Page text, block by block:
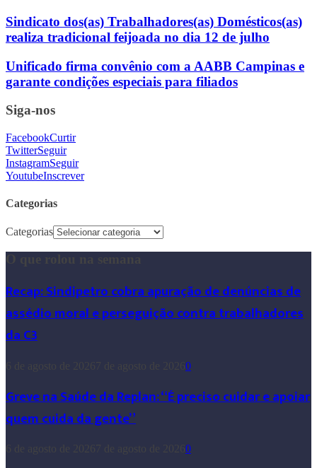
Sindicato dos(as) Trabalhadores(as) Domésticos(as)
realiza tradicional feijoada no dia 12 de julho
Unificado firma convênio com a AABB Campinas e
garante condições especiais para filiados
Siga-nos
FacebookCurtir
TwitterSeguir
InstagramSeguir
YoutubeInscrever
Categorias
Categorias
O que rolou na semana
Recap: Sindipetro cobra apuração de denúncias de
assédio moral e perseguição contra trabalhadores
da C3
0
Greve na Saúde da Replan: “É preciso cuidar e apoiar
quem cuida da gente”
0